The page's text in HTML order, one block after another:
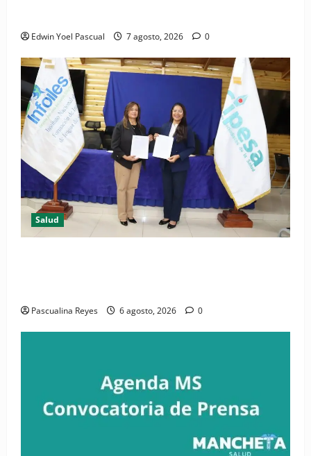
Edwin Yoel Pascual 7 agosto, 2026 0
Salud
Pascualina Reyes 6 agosto, 2026 0